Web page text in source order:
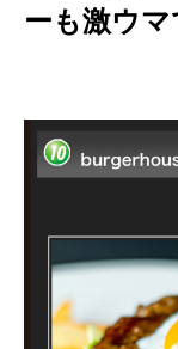
ーも激ウマ